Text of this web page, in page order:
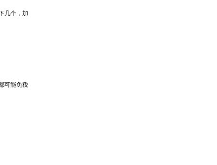
几个，加
可能免税